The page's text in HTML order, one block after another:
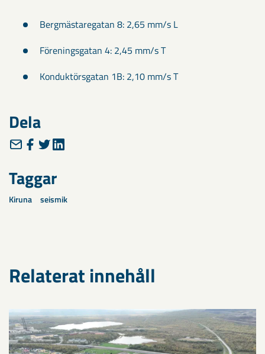
Bergmästaregatan 8: 2,65 mm/s L
Föreningsgatan 4: 2,45 mm/s T
Konduktörsgatan 1B: 2,10 mm/s T
Dela
Taggar
Kiruna seismik
Relaterat innehåll